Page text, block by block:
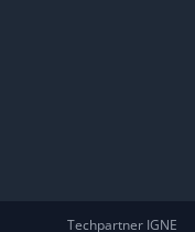
Techpartner IGNE